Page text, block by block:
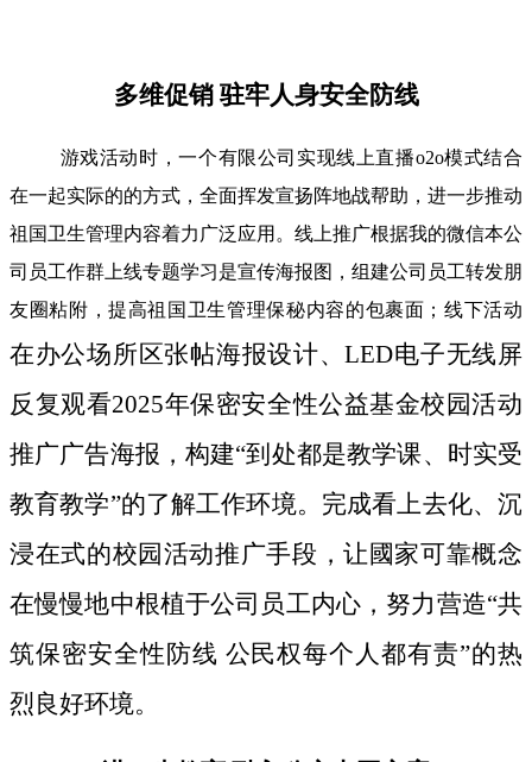
多维促销 驻牢人身安全防线
游戏活动时，一个有限公司实现线上直播o2o模式结合
在一起实际的的方式，全面挥发宣扬阵地战帮助，进一步推动
祖国卫生管理内容着力广泛应用。线上推广根据我的微信本公
司员工作群上线专题学习是宣传海报图，组建公司员工转发朋
友圈粘附，提高祖国卫生管理保秘内容的包裹面；线下活动
在办公场所区张帖海报设计、LED电子无线屏
反复观看2025年保密安全性公益基金校园活动
推广广告海报，构建“到处都是教学课、时实受
教育教学”的了解工作环境。完成看上去化、沉
浸在式的校园活动推广手段，让國家可靠概念
在慢慢地中根植于公司员工内心，努力营造“共
筑保密安全性防线 公民权每个人都有责”的热
烈良好环境。